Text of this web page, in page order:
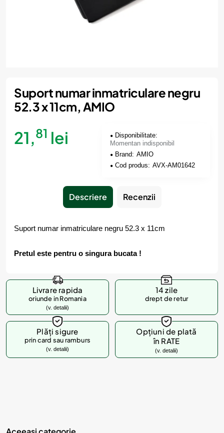
Momentan indisponibil
Suport numar inmatriculare negru
52.3 x 11cm, AMIO
21,81 lei
Disponibilitate:
Momentan indisponibil
Brand: AMIO
Cod produs: AVX-AM01642
Descriere Recenzii
Suport numar inmatriculare negru 52.3 x 11cm
Pretul este pentru o singura bucata !
Livrare rapida
oriunde in Romania
(v. detalii)
14 zile
drept de retur
Plăți sigure
prin card sau ramburs
(v. detalii)
Opțiuni de plată
în RATE
(v. detalii)